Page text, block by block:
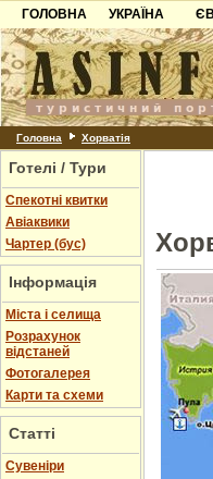
ГОЛОВНА
УКРАЇНА
Карпати
Азов
Причорноморря
Шацьк
Головна Хорватія
Готелі / Тури
Спекотні квитки
Авіаквики
Чартер (бус)
Інформація
Міста і селища
Розрахунок
відстаней
Фотогалерея
Карти та схеми
Статті
Cувеніри